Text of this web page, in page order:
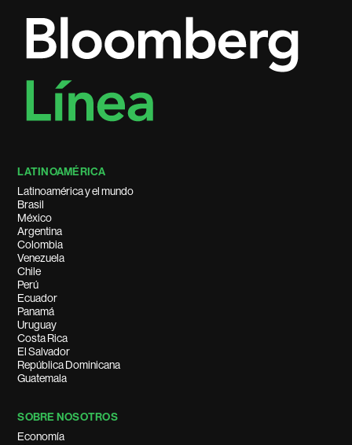
LATINOAMÉRICA
Latinoamérica y el mundo
Brasil
México
Argentina
Colombia
Venezuela
Chile
Perú
Ecuador
Panamá
Uruguay
Costa Rica
El Salvador
República Dominicana
Guatemala
SOBRE NOSOTROS
Economía